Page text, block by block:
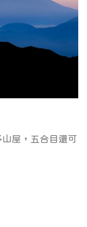
屋，五合目還可